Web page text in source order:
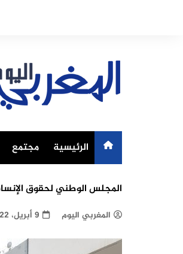
الرئيسية مجتمع
المجلس الوطني لحقوق
المغربي اليوم 9 أبريل، 2022